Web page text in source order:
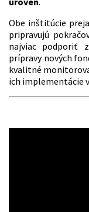
Obe inštitúcie
pripravujú
najviac podporiť
prípravy nových
kvalitné
ich implementácie